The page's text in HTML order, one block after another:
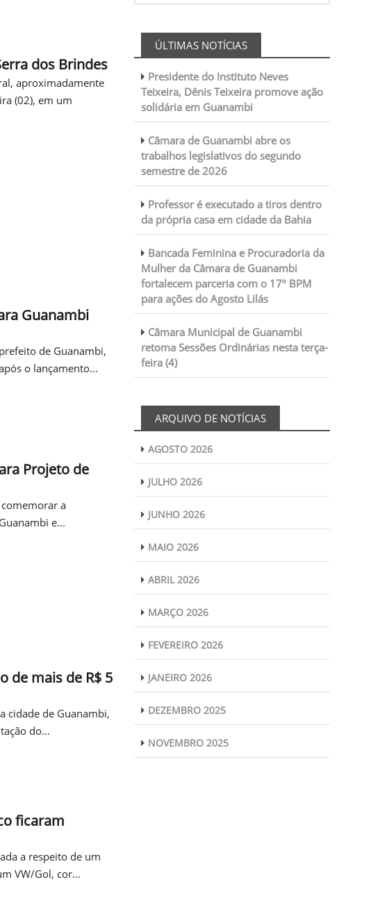
dos Brindes
aproximadamente
(02), em um
Guanambi
de Guanambi,
o lançamento...
Projeto de
comemorar a
e...
de mais de R$ 5
cidade de Guanambi,
do...
ficaram
a respeito de um
VW/Gol, cor...
ÚLTIMAS NOTÍCIAS
Presidente do Instituto Neves
Teixeira, Dênis Teixeira promove ação
solidária em Guanambi
Câmara de Guanambi abre os
trabalhos legislativos do segundo
semestre de 2026
Professor é executado a tiros dentro
da própria casa em cidade da Bahia
Bancada Feminina e Procuradoria da
Mulher da Câmara de Guanambi
fortalecem parceria com o 17º BPM
para ações do Agosto Lilás
Câmara Municipal de Guanambi
retoma Sessões Ordinárias nesta terça-
feira (4)
ARQUIVO DE NOTÍCIAS
AGOSTO 2026
JULHO 2026
JUNHO 2026
MAIO 2026
ABRIL 2026
MARÇO 2026
FEVEREIRO 2026
JANEIRO 2026
DEZEMBRO 2025
NOVEMBRO 2025